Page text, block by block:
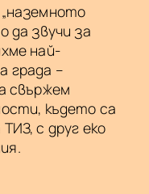
да звучи за
най-
града –
свържем
където са
с друг еко